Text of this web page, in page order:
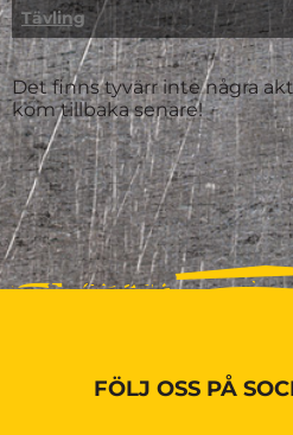
Tävling
Det finns tyvärr inte några
kom tillbaka senare!
FÖLJ OSS PÅ